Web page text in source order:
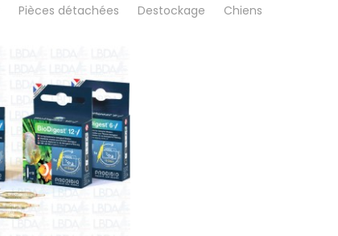
Pièces détachées Destockage Chiens